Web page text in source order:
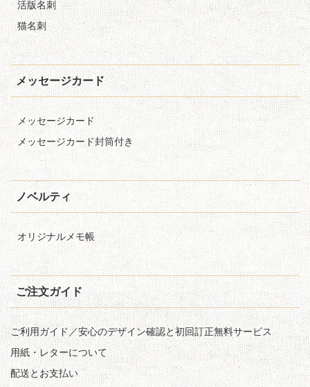
活版名刺
猫名刺
メッセージカード
メッセージカード
メッセージカード封筒付き
ノベルティ
オリジナルメモ帳
ご注文ガイド
ご利用ガイド／安心のデザイン確認と初回訂正無料サービス
用紙・レターについて
配送とお支払い